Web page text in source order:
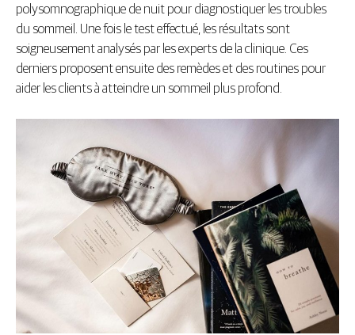
polysomnographique de nuit pour diagnostiquer les troubles
du sommeil. Une fois le test effectué, les résultats sont
soigneusement analysés par les experts de la clinique. Ces
derniers proposent ensuite des remèdes et des routines pour
aider les clients à atteindre un sommeil plus profond.